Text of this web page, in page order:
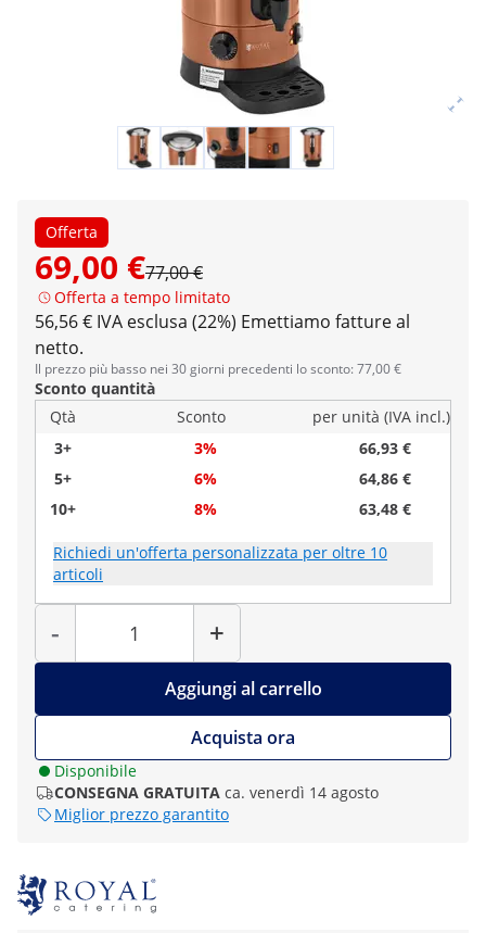
Offerta
69,00 €77,00 €
Offerta a tempo limitato
56,56 € IVA esclusa (22%) Emettiamo fatture al
netto.
Il prezzo più basso nei 30 giorni precedenti lo sconto: 77,00 €
Sconto quantità
Qtà
Sconto
per unità (IVA incl.)
3+
3%
66,93 €
5+
6%
64,86 €
10+
8% 63,48 €
Richiedi un'offerta personalizzata per oltre 10
articoli
-
Quantità
+
Aggiungi al carrello
Acquista ora
Disponibile
CONSEGNA GRATUITA ca. venerdì 14 agosto
Miglior prezzo garantito